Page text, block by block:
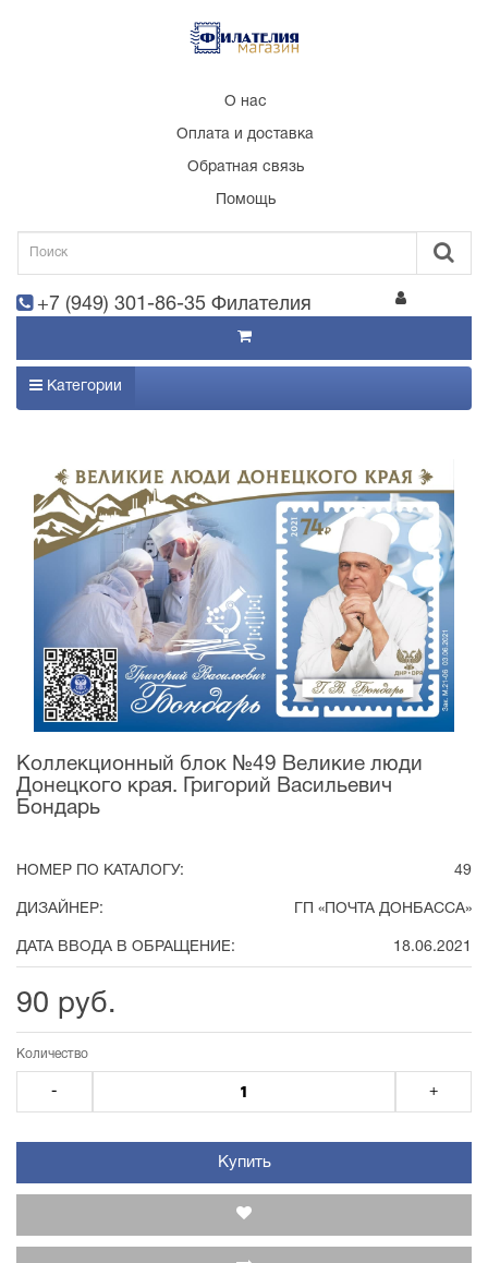
О нас
Оплата и доставка
Обратная связь
Помощь
+7 (949) 301-86-35 Филателия
Категории
Коллекционный блок №49 Великие люди
Донецкого края. Григорий Васильевич
Бондарь
НОМЕР ПО КАТАЛОГУ: 49
ДИЗАЙНЕР: ГП «ПОЧТА ДОНБАССА»
ДАТА ВВОДА В ОБРАЩЕНИЕ: 18.06.2021
90 руб.
Количество
- +
Купить